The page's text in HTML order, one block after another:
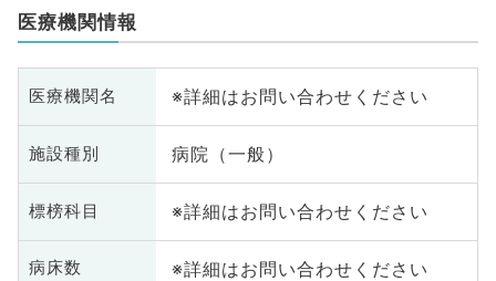
医療機関情報
医療機関名 ※詳細はお問い合わせください
施設種別 病院（一般）
標榜科目 ※詳細はお問い合わせください
病床数 ※詳細はお問い合わせください